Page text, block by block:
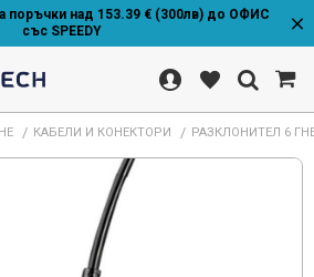
поръчки над 153.39 € (300лв) до ОФИС
със SPEEDY
КАБЕЛИ И КОНЕКТОРИ РАЗКЛОНИТЕЛ 6